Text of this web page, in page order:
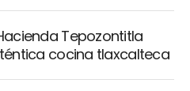
Tepozontitla
cocina tlaxcalteca